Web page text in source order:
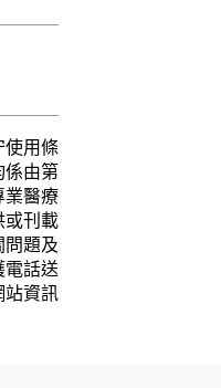
使用條
由第
醫療
刊載
題及
話送
資訊